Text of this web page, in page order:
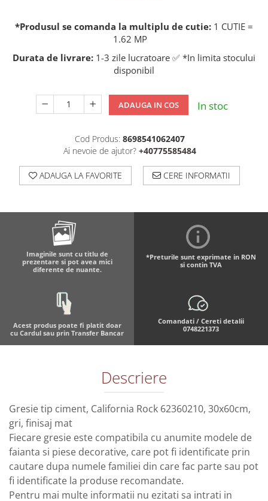
*Produsul se comanda la multiplu de cutie: 1 CUTIE =
1.62 MP
Durata de livrare: 1-3 zile lucratoare ✅ *In limita stocului
disponibil
ADAUGA IN COS In stoc
Cod Produs: 8698541062407
Ai nevoie de ajutor? +40775585484
ADAUGA LA FAVORITE CERE INFORMATII
Imaginile sunt cu titlu de
prezentare si pot avea mici
diferente de nuante.
*Preturile sunt exprimate in RON
si contin TVA
Acest produs poate fi platit doar
cu Cardul sau prin Transfer Bancar
Comandati / Cereti detalii
0748221373
Descriere
Gresie tip ciment, California Rock 62360210, 30x60cm,
gri, finisaj mat
Fiecare gresie este compatibila cu anumite modele de
faianta si piese decorative, care pot fi identificate prin
cautare dupa numele familiei din care fac parte sau pot
fi identificate la produse recomandate.
Pentru mai multe informatii nu ezitati sa intrati in